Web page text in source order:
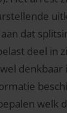
dat
deel in
denkbaar
welk